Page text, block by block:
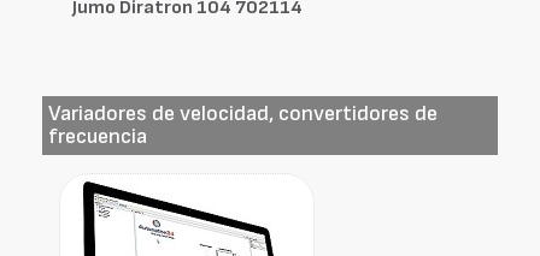
Jumo Diratron 104 702114
Variadores de velocidad, convertidores de
frecuencia